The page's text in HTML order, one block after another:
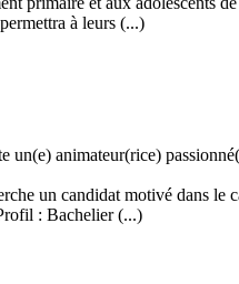
à leurs (...)
un(e) animateur(rice)
un candidat motivé dans
: Bachelier (...)